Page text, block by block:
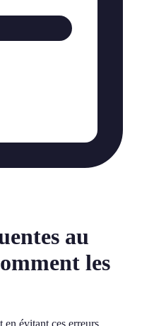
au
les
évitant ces erreurs